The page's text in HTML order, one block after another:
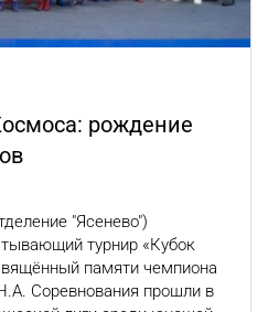
рождение
"Ясенево")
турнир «Кубок
памяти чемпиона
Соревнования прошли в